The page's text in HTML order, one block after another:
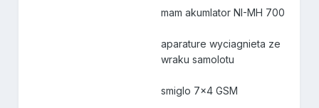
mam akumlator NI-MH 700
aparature wyciagnieta ze
wraku samolotu
smiglo 7x4 GSM